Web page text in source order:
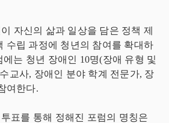
자신의 삶과 일상을 담은 정책 제
수립 과정에 청년의 참여를 확대하
는 청년 장애인 10명(장애 유형 및
교사, 장애인 분야 학계 전문가, 장
여한다.
표를 통해 정해진 포럼의 명칭은